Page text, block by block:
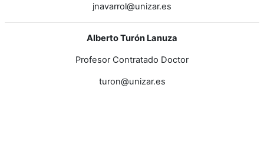
jnavarrol@unizar.es
Alberto Turón Lanuza
Profesor Contratado Doctor
turon@unizar.es